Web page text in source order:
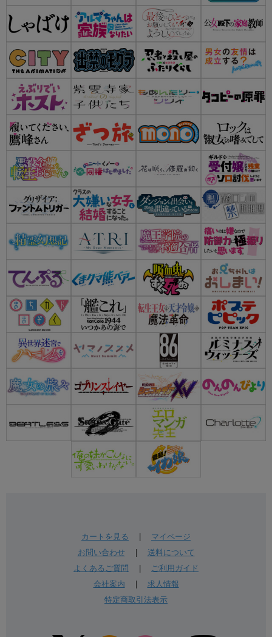
カートを見る
マイページ
お問い合わせ| 送料について
よくあるご質問
ご利用ガイド
会社案内
求人情報
特定商取引法表示